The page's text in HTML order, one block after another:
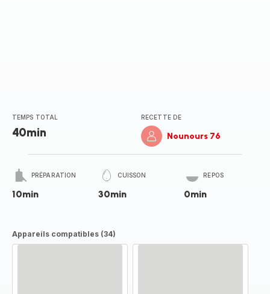
TEMPS TOTAL
40min
RECETTE DE
Nounours 76
PRÉPARATION
10min
CUISSON
30min
REPOS
0min
Appareils compatibles (34)